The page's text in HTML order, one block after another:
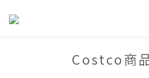
Costco商